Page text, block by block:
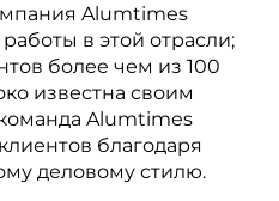
Alumtimes
в этой отрасли;
более чем из 100
известна своим
Alumtimes
благодаря
деловому стилю.